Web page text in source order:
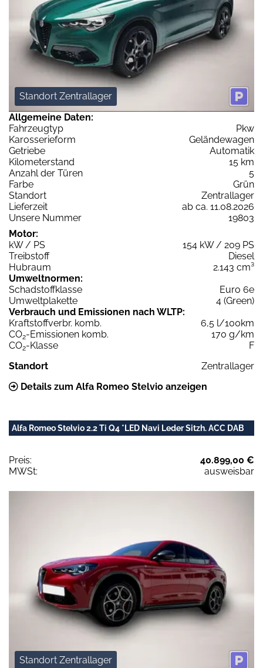
Standort Zentrallager
Allgemeine Daten:
Fahrzeugtyp
Pkw
Karosserieform
Geländewagen
Getriebe
Automatik
Kilometerstand
15 km
Anzahl der Türen
5
Farbe
Grün
Standort
Zentrallager
Lieferzeit
ab ca. 11.08.2026
Unsere Nummer
19803
Motor:
kW / PS
154 kW / 209 PS
Treibstoff
Diesel
Hubraum
2.143 cm³
Umweltnormen:
Schadstoffklasse
Euro 6e
Umweltplakette
4 (Green)
Verbrauch und Emissionen nach WLTP:
Kraftstoffverbr. komb.
6,5 l/100km
CO2-Emissionen komb.
170 g/km
CO2-Klasse
F
Standort
Zentrallager
Details zum Alfa Romeo Stelvio anzeigen
Alfa Romeo Stelvio 2.2 Ti Q4 *LED Navi Leder Sitzh. ACC DAB
Preis:
40.899,00 €
MWSt:
ausweisbar
Standort Zentrallager